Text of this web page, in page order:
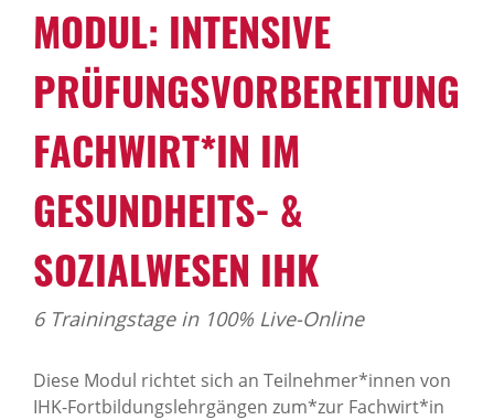
Förderungen
Projekte
Über uns
News Archiv
MODUL: INTENSIVE
PRÜFUNGSVORBEREITUNG
FACHWIRT*IN IM
GESUNDHEITS- &
SOZIALWESEN IHK
6 Trainingstage in 100% Live-Online
Diese Modul richtet sich an Teilnehmer*innen von
IHK-Fortbildungslehrgängen zum*zur Fachwirt*in